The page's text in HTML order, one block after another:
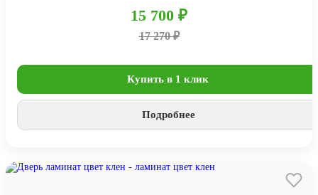
15 700 ₽
17 270 ₽
Купить в 1 клик
Подробнее